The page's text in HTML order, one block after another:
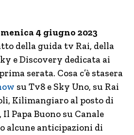
4 giugno 2023
della guida tv Rai, della
e Discovery dedicata ai
serata. Cosa c’è stasera
su Tv8 e Sky Uno, su Rai
Kilimangiaro al posto di
Il Papa Buono su Canale
alcune anticipazioni di